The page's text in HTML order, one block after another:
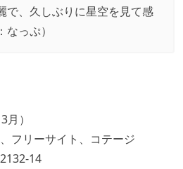
で、久しぶりに星空を見て感
なっぷ）
）
フリーサイト、コテージ
14